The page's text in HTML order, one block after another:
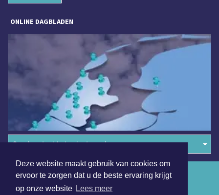
Deze website maakt gebruik van cookies om
ervoor te zorgen dat u de beste ervaring krijgt
op onze website Lees meer
ONLINE DAGBLADEN
Overige dagbladen in de regio
Algemene voorwaarden
Disclaimer